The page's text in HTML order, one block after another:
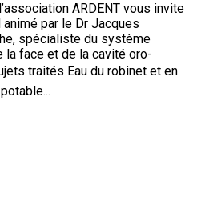
ARDENT vous invite
par le Dr Jacques
spécialiste du système
la face et de la cavité oro-
traités Eau du robinet et en